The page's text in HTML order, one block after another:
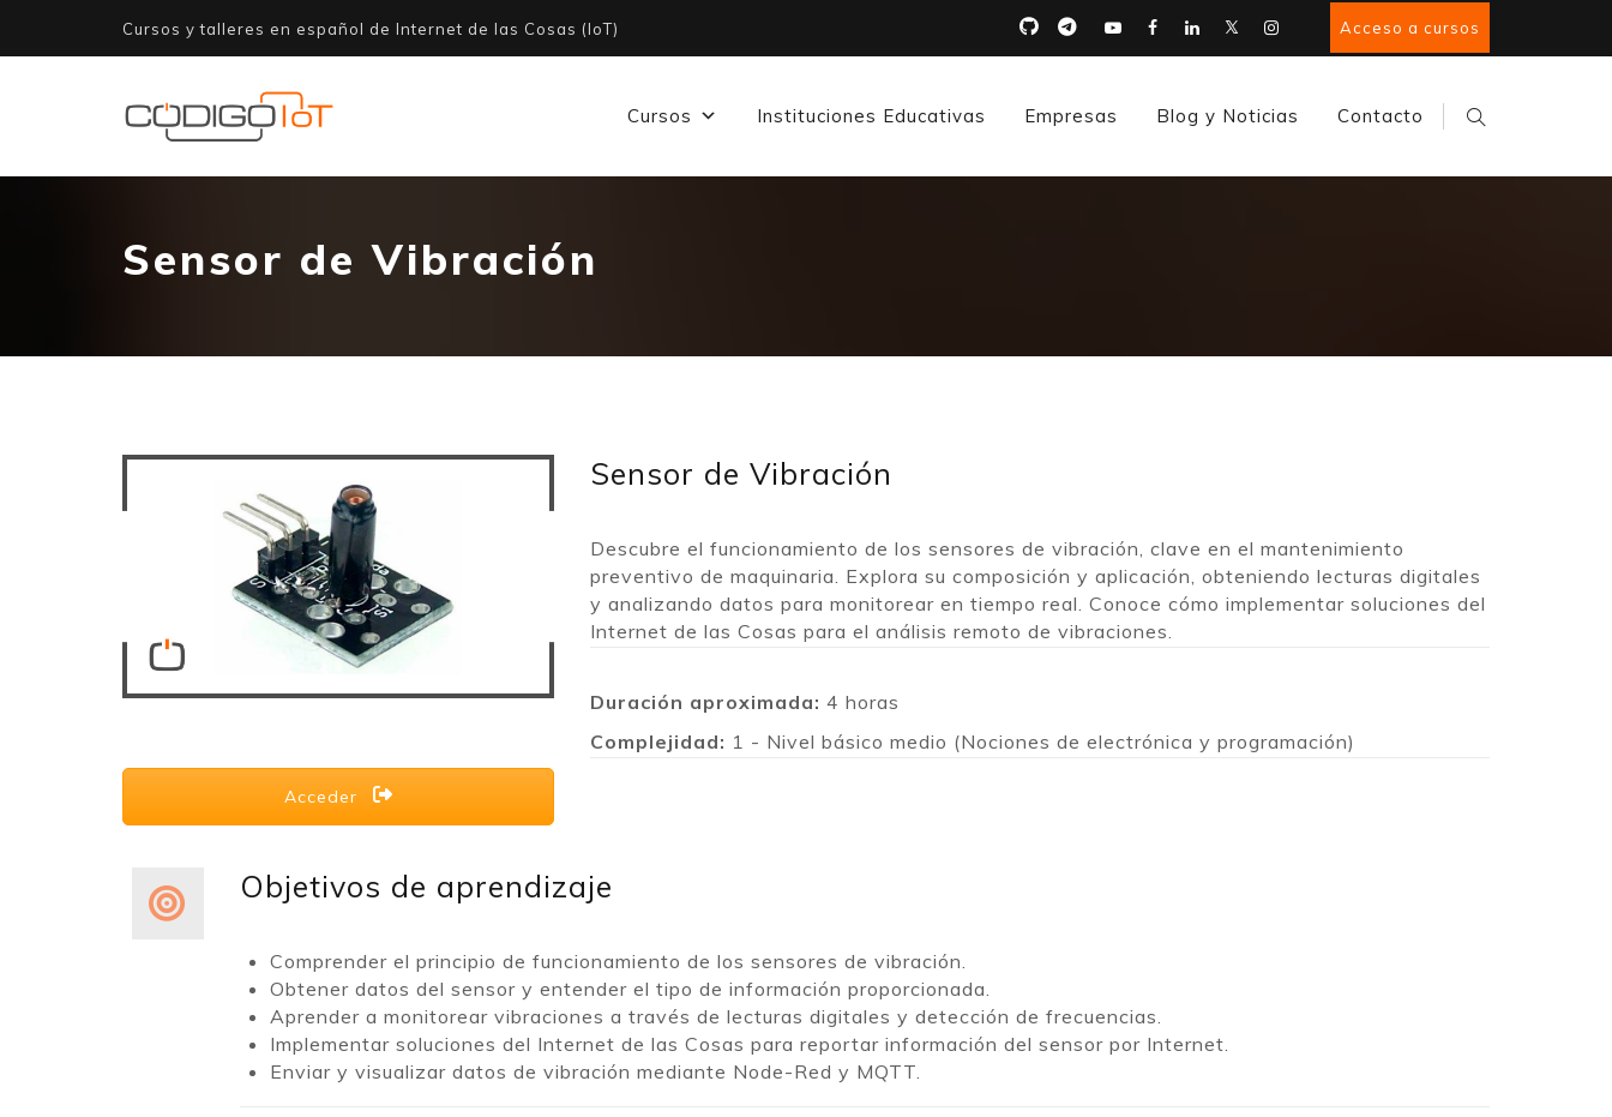
Cursos y talleres en español de Internet de las Cosas (IoT) Acceso a cursos
Cursos Instituciones Educativas Empresas Blog y Noticias Contacto
Sensor de Vibración
Acceder
Sensor de Vibración
Descubre el funcionamiento de los sensores de vibración, clave en el mantenimiento
preventivo de maquinaria. Explora su composición y aplicación, obteniendo lecturas digitales
y analizando datos para monitorear en tiempo real. Conoce cómo implementar soluciones del
Internet de las Cosas para el análisis remoto de vibraciones.
Duración aproximada: 4 horas
Complejidad: 1 - Nivel básico medio (Nociones de electrónica y programación)
Objetivos de aprendizaje
Comprender el principio de funcionamiento de los sensores de vibración.
Obtener datos del sensor y entender el tipo de información proporcionada.
Aprender a monitorear vibraciones a través de lecturas digitales y detección de frecuencias.
Implementar soluciones del Internet de las Cosas para reportar información del sensor por Internet.
Enviar y visualizar datos de vibración mediante Node-Red y MQTT.